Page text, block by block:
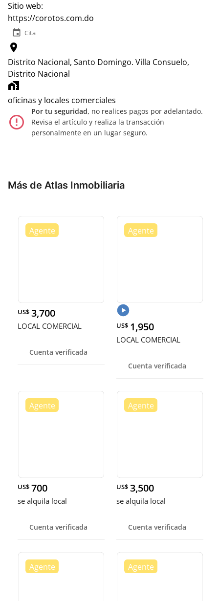
Sitio web:
https://corotos.com.do
event Cita
location_on
Distrito Nacional, Santo Domingo. Villa Consuelo,
Distrito Nacional
home_work
oficinas y locales comerciales
error_outline
Por tu seguridad, no realices pagos por adelantado.
Revisa el artículo y realiza la transacción
personalmente en un lugar seguro.
Más de Atlas Inmobiliaria
US$ 3,700
LOCAL COMERCIAL
Cuenta verificada
US$ 1,950
LOCAL COMERCIAL
Cuenta verificada
US$ 700
se alquila local
Cuenta verificada
US$ 3,500
se alquila local
Cuenta verificada